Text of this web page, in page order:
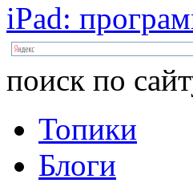
iPad:
поиск по
Топики
Блоги